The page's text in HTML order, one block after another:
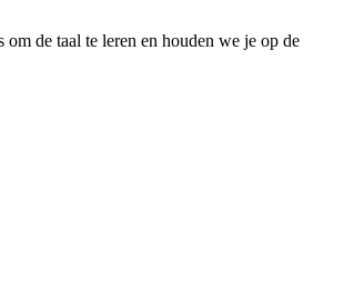
de taal te leren en houden we je op de